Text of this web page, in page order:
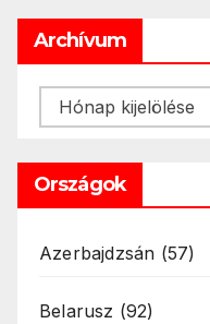
Archívum
Archívum
Országok
Azerbajdzsán (57)
Belarusz (92)